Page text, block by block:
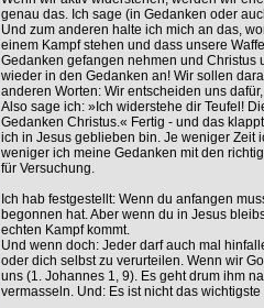
genau das. Ich sage (in Gedanken oder
Und zum anderen halte ich mich an das,
einem Kampf stehen und dass unsere
Gedanken gefangen nehmen und Christus
wieder in den Gedanken an! Wir sollen
anderen Worten: Wir entscheiden uns
Also sage ich: »Ich widerstehe dir Teufel!
Gedanken Christus.« Fertig - und das
ich in Jesus geblieben bin. Je weniger Zeit
weniger ich meine Gedanken mit den
für Versuchung.
Ich hab festgestellt: Wenn du anfangen
begonnen hat. Aber wenn du in Jesus
echten Kampf kommt.
Und wenn doch: Jeder darf auch mal
oder dich selbst zu verurteilen. Wenn wir
uns (1. Johannes 1, 9). Es geht drum ihm
vermasseln. Und: Es ist nicht das